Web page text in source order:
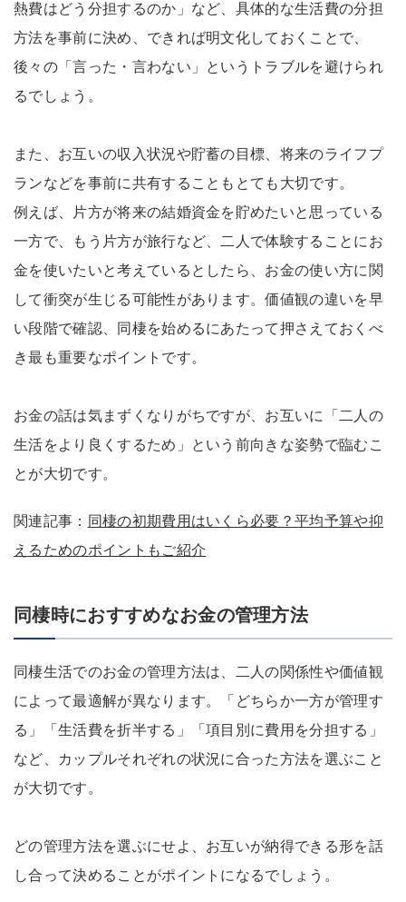
熱費はどう分担するのか」など、具体的な生活費の分担
方法を事前に決め、できれば明文化しておくことで、
後々の「言った・言わない」というトラブルを避けられ
るでしょう。
また、お互いの収入状況や貯蓄の目標、将来のライフプ
ランなどを事前に共有することもとても大切です。
例えば、片方が将来の結婚資金を貯めたいと思っている
一方で、もう片方が旅行など、二人で体験することにお
金を使いたいと考えているとしたら、お金の使い方に関
して衝突が生じる可能性があります。価値観の違いを早
い段階で確認、同棲を始めるにあたって押さえておくべ
き最も重要なポイントです。
お金の話は気まずくなりがちですが、お互いに「二人の
生活をより良くするため」という前向きな姿勢で臨むこ
とが大切です。
関連記事： 同棲の初期費用はいくら必要？平均予算や抑
えるためのポイントもご紹介
同棲時におすすめなお金の管理方法
同棲生活でのお金の管理方法は、二人の関係性や価値観
によって最適解が異なります。「どちらか一方が管理す
る」「生活費を折半する」「項目別に費用を分担する」
など、カップルそれぞれの状況に合った方法を選ぶこと
が大切です。
どの管理方法を選ぶにせよ、お互いが納得できる形を話
し合って決めることがポイントになるでしょう。